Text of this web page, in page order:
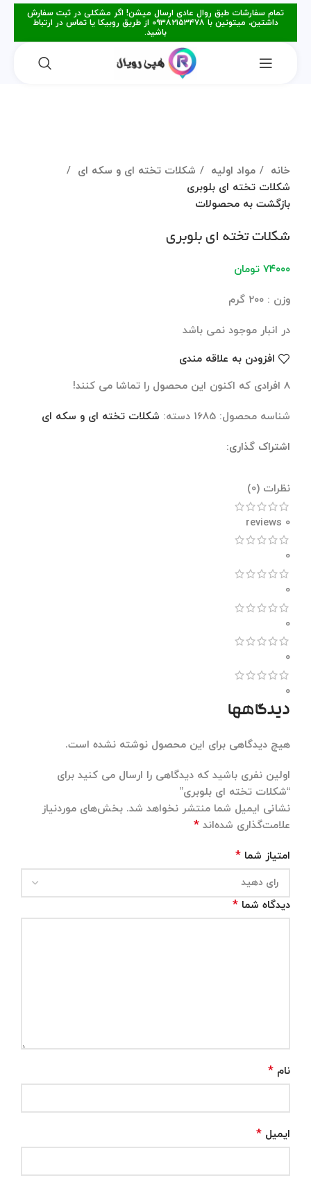
تمام سفارشات طبق روال عادی ارسال میشن! اگر مشکلی در ثبت سفارش
داشتین، میتونین با ۰۹۳۸۲۱۵۳۴۷۸ از طریق روبیکا یا تماس در ارتباط
باشید.
خانه
مواد اولیه
شکلات تخته ای و سکه ای
شکلات تخته ای بلوبری
بازگشت به محصولات
شکلات تخته ای بلوبری
۷۴۰۰۰ تومان
وزن : ۲۰۰ گرم
در انبار موجود نمی باشد
افزودن به علاقه مندی
8 افرادی که اکنون این محصول را تماشا می کنند!
شناسه محصول: 1685 دسته: شکلات تخته ای و سکه ای
اشتراک گذاری:
نظرات (0)
0 reviews
0
0
0
0
0
دیدگاهها
هیچ دیدگاهی برای این محصول نوشته نشده است.
اولین نفری باشید که دیدگاهی را ارسال می کنید برای
“شکلات تخته ای بلوبری”
نشانی ایمیل شما منتشر نخواهد شد. بخش‌های موردنیاز
علامت‌گذاری شده‌اند *
امتیاز شما *
دیدگاه شما *
نام *
ایمیل *